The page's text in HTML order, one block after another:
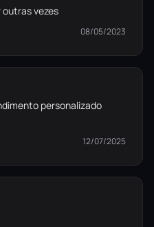
vezes
08/05/2023
personalizado
12/07/2025